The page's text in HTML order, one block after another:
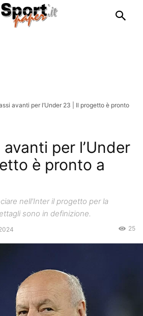
avanti per l’Under 23 | Il progetto è pronto
per l’Under
è pronto a
nell'Inter il progetto per la
sono in definizione.
25